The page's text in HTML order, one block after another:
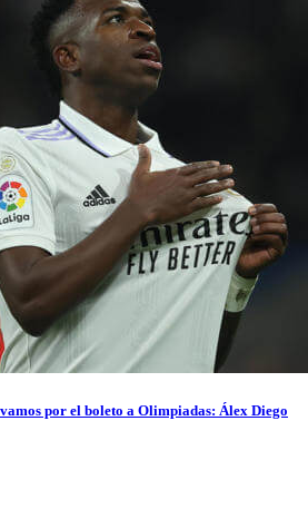
por el boleto a Olimpiadas: Álex Diego